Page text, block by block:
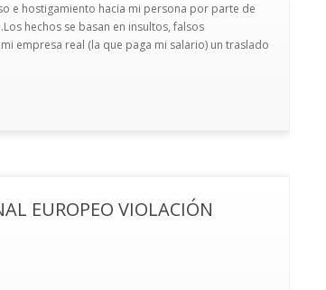
e hostigamiento hacia mi persona por parte de
hechos se basan en insultos, falsos
empresa real (la que paga mi salario) un traslado
EUROPEO VIOLACIÓN